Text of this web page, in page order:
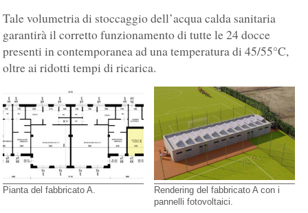
Tale volumetria di stoccaggio dell’acqua calda sanitaria
garantirà il corretto funzionamento di tutte le 24 docce
presenti in contemporanea ad una temperatura di 45/55°C,
oltre ai ridotti tempi di ricarica.
Pianta del fabbricato A.
Rendering del fabbricato A con i
pannelli fotovoltaici.